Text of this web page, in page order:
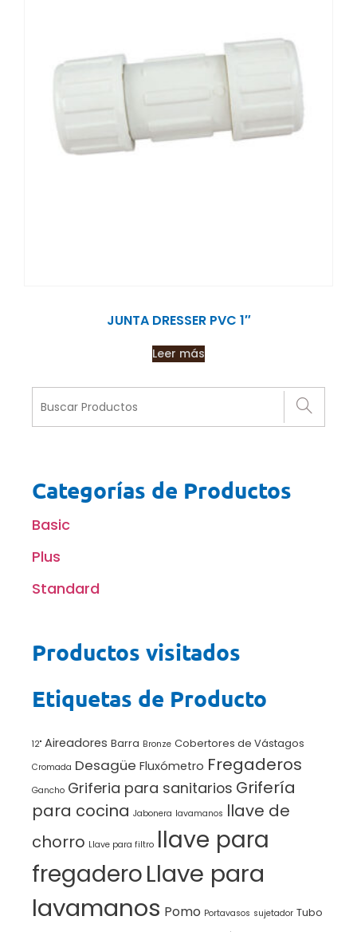
JUNTA DRESSER PVC 1″
Leer más
Categorías de Productos
Basic
Plus
Standard
Productos visitados
Etiquetas de Producto
12" Aireadores Barra Bronze Cobertores de Vástagos
Cromada Desagüe Fluxómetro Fregaderos
Gancho Griferia para sanitarios Grifería
para cocina Jabonera lavamanos llave de
chorro Llave para filtro llave para
fregaderoLlave para
lavamanos Pomo Portavasos sujetador Tubo